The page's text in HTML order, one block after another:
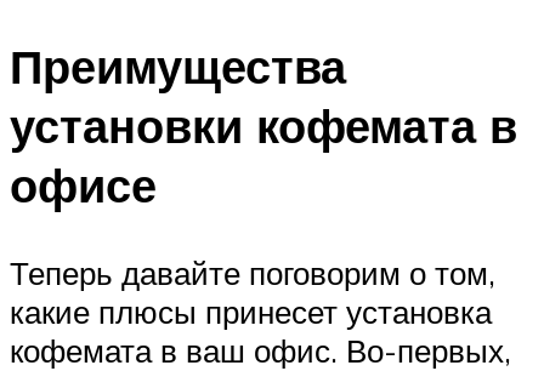
Преимущества
установки кофемата в
офисе
Теперь давайте поговорим о том,
какие плюсы принесет установка
кофемата в ваш офис. Во-первых,